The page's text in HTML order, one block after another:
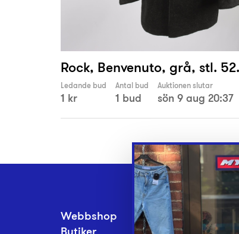
Rock, Benvenuto, grå, stl. 52.
Ledande bud
1 kr
Antal bud
1 bud
Auktionen slutar
sön 9 aug 20:37
Webbshop